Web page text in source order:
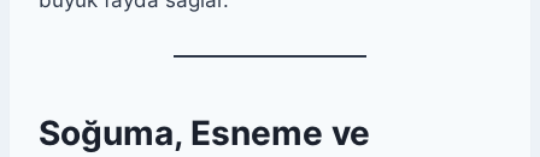
Soğuma, Esneme ve